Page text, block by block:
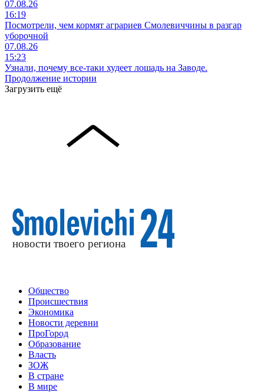
07.08.26
16:19
Посмотрели, чем кормят аграриев Смолевиччины в разгар
уборочной
07.08.26
15:23
Узнали, почему все-таки худеет лошадь на Заводе.
Продолжение истории
Загрузить ещё
Общество
Происшествия
Экономика
Новости деревни
ПроГород
Образование
Власть
ЗОЖ
В стране
В мире